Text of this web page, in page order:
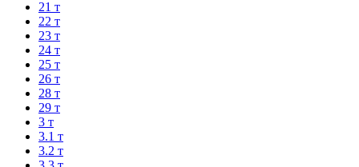
21 т
22 т
23 т
24 т
25 т
26 т
28 т
29 т
3 т
3.1 т
3.2 т